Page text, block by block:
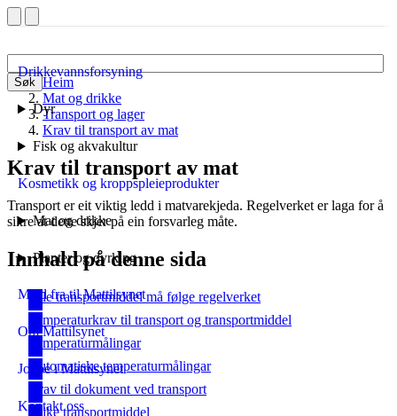
Søk
Drikkevannsforsyning
Dyr
Fisk og akvakultur
Kosmetikk og kroppspleieprodukter
Mat og drikke
Planter og dyrking
Meld fra til Mattilsynet
Om Mattilsynet
Jobbe i Mattilsynet
Kontakt oss
Heim
Mat og drikke
Transport og lager
Krav til transport av mat
Krav til transport av mat
Transport er eit viktig ledd i matvarekjeda. Regelverket er laga for å
sikre at dette skjer på ein forsvarleg måte.
Innhald på denne sida
Alle transportmiddel må følge regelverket
Temperaturkrav til transport og transportmiddel
Temperaturmålingar
Automatiske temperaturmålingar
Krav til dokument ved transport
Ulike transportmiddel